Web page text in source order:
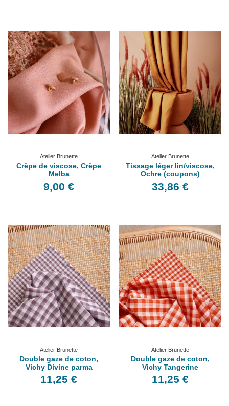
Atelier Brunette
Crêpe de viscose, Crêpe
Melba
9,00 €
Atelier Brunette
Tissage léger lin/viscose,
Ochre (coupons)
33,86 €
Atelier Brunette
Double gaze de coton,
Vichy Divine parma
11,25 €
Atelier Brunette
Double gaze de coton,
Vichy Tangerine
11,25 €